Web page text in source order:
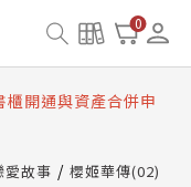
0
併與書櫃開通申請
問題
櫃開通與資產合併申
愛故事 櫻姬華傳(02)